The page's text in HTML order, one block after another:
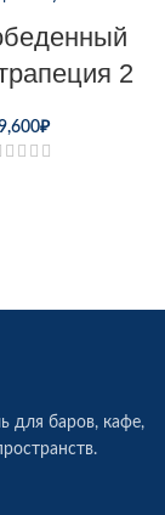
2
₽
для баров, кафе,